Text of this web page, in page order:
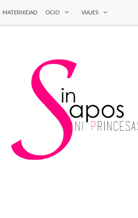
MATERNIDAD OCIO VIAJES